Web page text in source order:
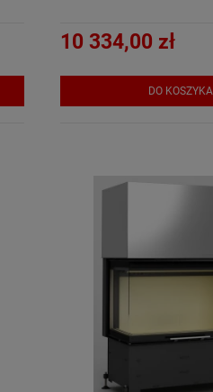
10 334,00 zł
DO KOSZYKA